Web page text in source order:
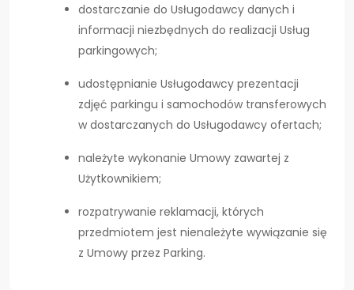
dostarczanie do Usługodawcy danych i
informacji niezbędnych do realizacji Usług
parkingowych;
udostępnianie Usługodawcy prezentacji
zdjęć parkingu i samochodów transferowych
w dostarczanych do Usługodawcy ofertach;
należyte wykonanie Umowy zawartej z
Użytkownikiem;
rozpatrywanie reklamacji, których
przedmiotem jest nienależyte wywiązanie się
z Umowy przez Parking.